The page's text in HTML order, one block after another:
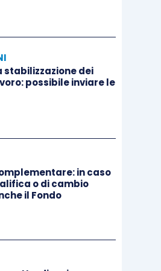
stabilizzazione dei
possibile inviare le
in caso
o di cambio
il Fondo